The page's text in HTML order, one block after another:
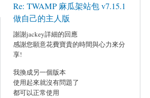
Re: TWAMP 麻瓜架站包 v7.15.1
做自己的主人版
謝謝jackey詳細的回應
感謝您願意花費寶貴的時間與心力來分
享!
我換成另一個版本
使用起來就沒有問題了
都可以正常使用